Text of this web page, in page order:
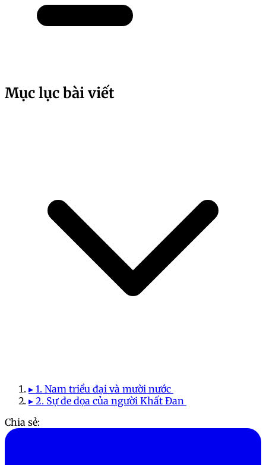
Mục lục bài viết
▸ 1. Nam triều đại và mười nước
▸ 2. Sự đe dọa của người Khất Đan
Chia sẻ: